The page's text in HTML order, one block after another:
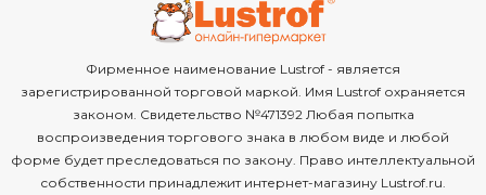
Фирменное наименование Lustrof - является
зарегистрированной торговой маркой. Имя Lustrof охраняется
законом. Свидетельство №471392 Любая попытка
воспроизведения торгового знака в любом виде и любой
форме будет преследоваться по закону. Право интеллектуальной
собственности принадлежит интернет-магазину Lustrof.ru.